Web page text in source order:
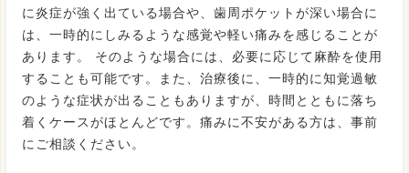
に炎症が強く出ている場合や、歯周ポケットが深い場合に
は、一時的にしみるような感覚や軽い痛みを感じることが
あります。 そのような場合には、必要に応じて麻酔を使用
することも可能です。また、治療後に、一時的に知覚過敏
のような症状が出ることもありますが、時間とともに落ち
着くケースがほとんどです。痛みに不安がある方は、事前
にご相談ください。